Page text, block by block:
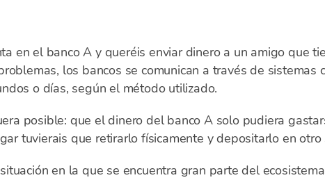
en el banco A y queréis enviar dinero a un amigo que
los bancos se comunican a través de sistemas
o días, según el método utilizado.
posible: que el dinero del banco A solo pudiera
tuvierais que retirarlo físicamente y depositarlo en otro
en la que se encuentra gran parte del